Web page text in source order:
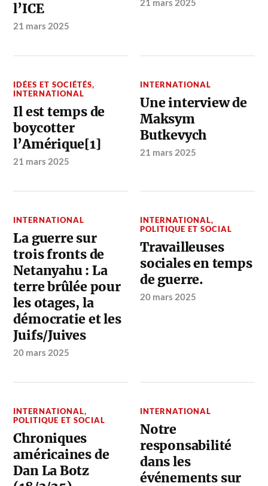
l’ICE
21 mars 2025
21 mars 2025
IDÉES ET SOCIÉTÉS,
INTERNATIONAL
Il est temps de
boycotter
l’Amérique[1]
21 mars 2025
INTERNATIONAL
Une interview de
Maksym
Butkevych
21 mars 2025
INTERNATIONAL
La guerre sur
trois fronts de
Netanyahu : La
terre brûlée pour
les otages, la
démocratie et les
Juifs/Juives
20 mars 2025
INTERNATIONAL,
POLITIQUE ET SOCIAL
Travailleuses
sociales en temps
de guerre.
20 mars 2025
INTERNATIONAL,
POLITIQUE ET SOCIAL
Chroniques
américaines de
Dan La Botz
INTERNATIONAL
Notre
responsabilité
dans les
événements sur